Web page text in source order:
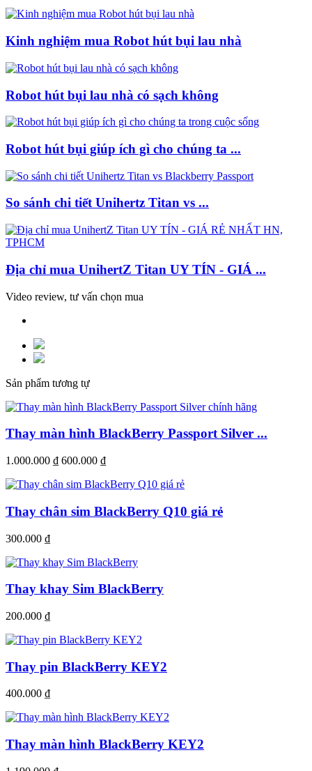
Kinh nghiệm mua Robot hút bụi lau nhà
Robot hút bụi lau nhà có sạch không
Robot hút bụi giúp ích gì cho chúng ta ...
So sánh chi tiết Unihertz Titan vs ...
Địa chỉ mua UnihertZ Titan UY TÍN - GIÁ ...
Video review, tư vấn chọn mua
Sản phẩm tương tự
Thay màn hình BlackBerry Passport Silver ...
1.000.000 ₫ 600.000 ₫
Thay chân sim BlackBerry Q10 giá rẻ
300.000 ₫
Thay khay Sim BlackBerry
200.000 ₫
Thay pin BlackBerry KEY2
400.000 ₫
Thay màn hình BlackBerry KEY2